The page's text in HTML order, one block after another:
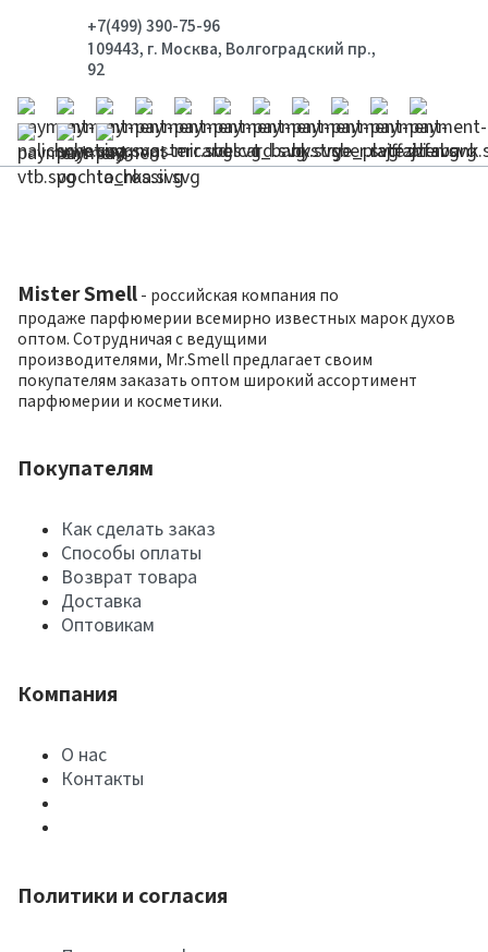
+7(499) 390-75-96
109443, г. Москва, Волгоградский пр.,
92
Mister Smell - российская компания по
продаже парфюмерии всемирно известных марок духов
оптом. Сотрудничая с ведущими
производителями, Mr.Smell предлагает своим
покупателям заказать оптом широкий ассортимент
парфюмерии и косметики.
Покупателям
Как сделать заказ
Способы оплаты
Возврат товара
Доставка
Оптовикам
Компания
О нас
Контакты
Политики и согласия